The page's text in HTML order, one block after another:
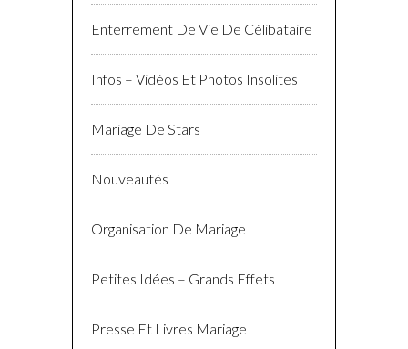
Enterrement De Vie De Célibataire
Infos – Vidéos Et Photos Insolites
Mariage De Stars
Nouveautés
Organisation De Mariage
Petites Idées – Grands Effets
Presse Et Livres Mariage